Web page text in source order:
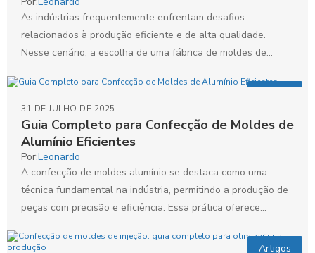
As indústrias frequentemente enfrentam desafios
relacionados à produção eficiente e de alta qualidade.
Nesse cenário, a escolha de uma fábrica de moldes de
Guia Completo para Confecção de Moldes de
Alumínio Eficientes
31 DE JULHO DE 2025
Por:Leonardo
A confecção de moldes alumínio se destaca como uma
técnica fundamental na indústria, permitindo a produção de
peças com precisão e eficiência. Essa prática oferece...
Artigos